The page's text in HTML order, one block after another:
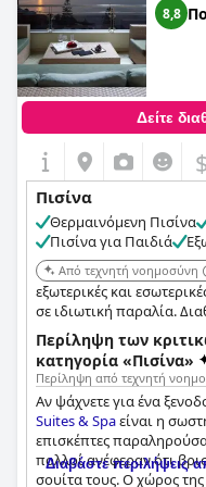
8,8
Δείτε
Πισίνα
Θερμαινόμενη Πισίνα
Πισίνα για Παιδιά
Από τεχνητή νοημοσύνη
εξωτερικές και
σε ιδιωτική παραλία.
σαλόνι. Το ξενοδοχείο
χαλάρωσης και ευεξίας.
Περίληψη των
κατηγορία «Πισίνα»
Περίληψη από τεχνητή
Αν ψάχνετε για ένα
Suites & Spaείναι η
επισκέπτες
πολλοί ανέφεραν ότι
σουίτα τους. Ο χώρος
Διαβάστε περιλήψεις